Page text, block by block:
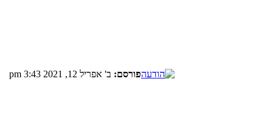
פורסם: ב' אפריל 12, 2021 3:43 pm